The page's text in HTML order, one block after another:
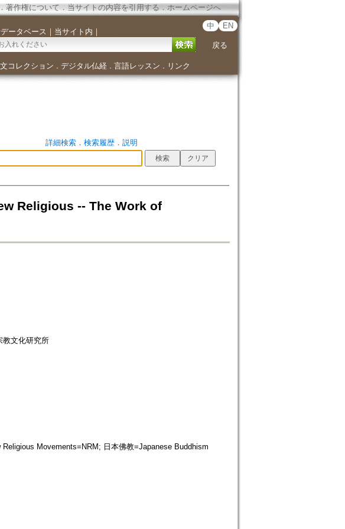
著作権について．当サイトの内容を引用する ． ホームページへ
ータベース ｜ 当サイト内 ｜
中 EN
戻る
コレクション ． デジタル仏経． 言語レッスン ． リンク
詳細検索． 検索履歴． 説明
Religious -- The Work of
教文化研究所
Movements=NRM; 日本佛教=Japanese Buddhism